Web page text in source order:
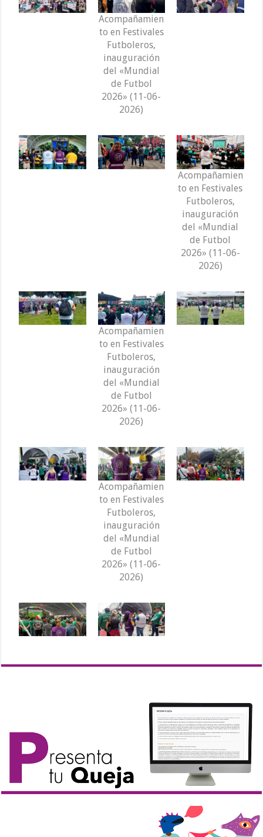
Acompañamien
to en Festivales
Futboleros,
inauguración
del «Mundial
de Futbol
2026» (11-06-
2026)
Acompañamien
to en Festivales
Futboleros,
inauguración
del «Mundial
de Futbol
2026» (11-06-
2026)
Acompañamien
to en Festivales
Futboleros,
inauguración
del «Mundial
de Futbol
2026» (11-06-
2026)
Acompañamien
to en Festivales
Futboleros,
inauguración
del «Mundial
de Futbol
2026» (11-06-
2026)